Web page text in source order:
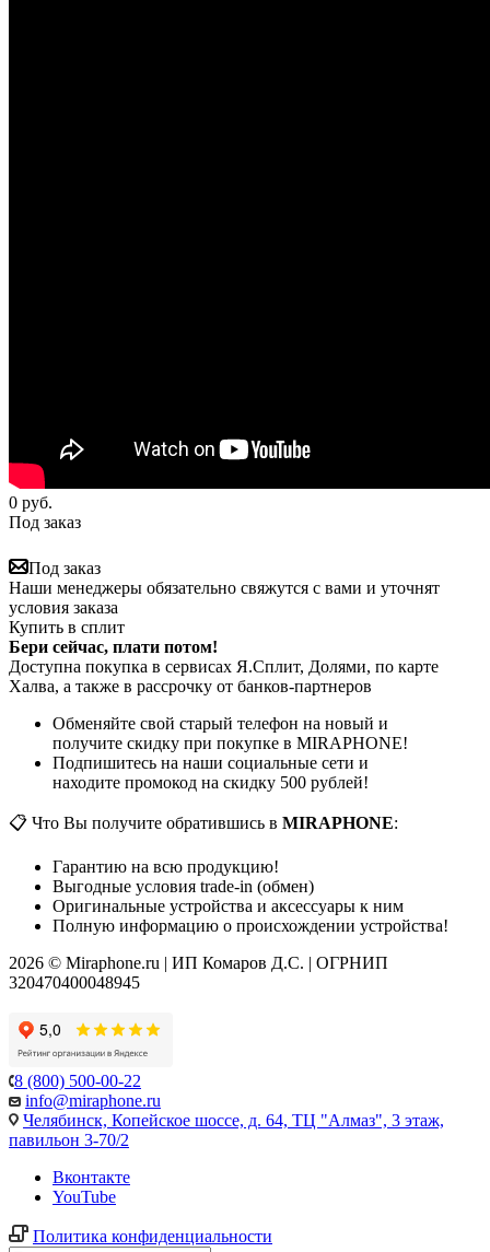
0 руб.
Под заказ
Под заказ
Наши менеджеры обязательно свяжутся с вами и уточнят
условия заказа
Купить в сплит
Бери сейчас, плати потом!
Доступна покупка в сервисах Я.Сплит, Долями, по карте
Халва, а также в рассрочку от банков-партнеров
Обменяйте свой старый телефон на новый и
получите скидку при покупке в MIRAPHONE!
Подпишитесь на наши социальные сети и
находите промокод на скидку 500 рублей!
📋 Что Вы получите обратившись в MIRAPHONE:
Гарантию на всю продукцию!
Выгодные условия trade-in (обмен)
Оригинальные устройства и аксессуары к ним
Полную информацию о происхождении устройства!
2026 © Miraphone.ru | ИП Комаров Д.С. | ОГРНИП
320470400048945
8 (800) 500-00-22
info@miraphone.ru
Челябинск, Копейское шоссе, д. 64, ТЦ "Алмаз", 3 этаж,
павильон 3-70/2
Вконтакте
YouTube
Политика конфиденциальности